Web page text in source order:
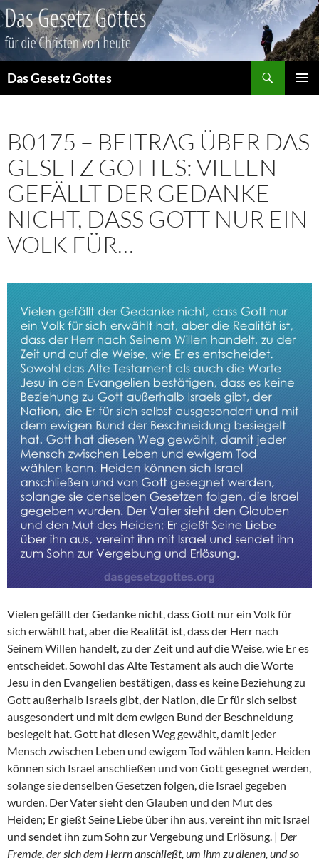
Das Gesetz Gottes
B0175 – BEITRAG ÜBER DAS
GESETZ GOTTES: VIELEN
GEFÄLLT DER GEDANKE
NICHT, DASS GOTT NUR EIN
VOLK FÜR…
Vielen gefällt der Gedanke nicht, dass Gott nur ein Volk für
sich erwählt hat, aber die Realität ist, dass der Herr nach
Seinem Willen handelt, zu der Zeit und auf die Weise, wie Er es
entscheidet. Sowohl das Alte Testament als auch die Worte
Jesu in den Evangelien bestätigen, dass es keine Beziehung zu
Gott außerhalb Israels gibt, der Nation, die Er für sich selbst
ausgesondert und mit dem ewigen Bund der Beschneidung
besiegelt hat. Gott hat diesen Weg gewählt, damit jeder
Mensch zwischen Leben und ewigem Tod wählen kann. Heiden
können sich Israel anschließen und von Gott gesegnet werden,
solange sie denselben Gesetzen folgen, die Israel gegeben
wurden. Der Vater sieht den Glauben und den Mut des
Heiden; Er gießt Seine Liebe über ihn aus, vereint ihn mit Israel
und sendet ihn zum Sohn zur Vergebung und Erlösung. | Der
Fremde, der sich dem Herrn anschließt, um ihm zu dienen, und so